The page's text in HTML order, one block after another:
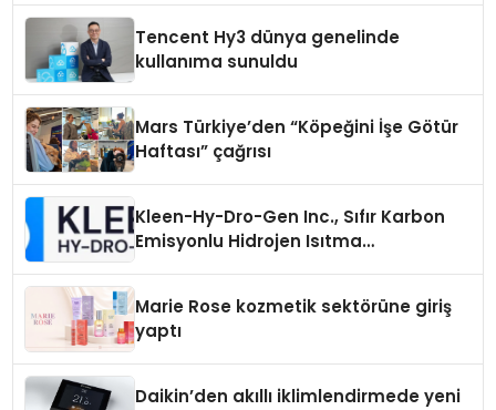
Tencent Hy3 dünya genelinde
kullanıma sunuldu
Mars Türkiye’den “Köpeğini İşe Götür
Haftası” çağrısı
Kleen-Hy-Dro-Gen Inc., Sıfır Karbon
Emisyonlu Hidrojen Isıtma
Marie Rose kozmetik sektörüne giriş
yaptı
Daikin’den akıllı iklimlendirmede yeni